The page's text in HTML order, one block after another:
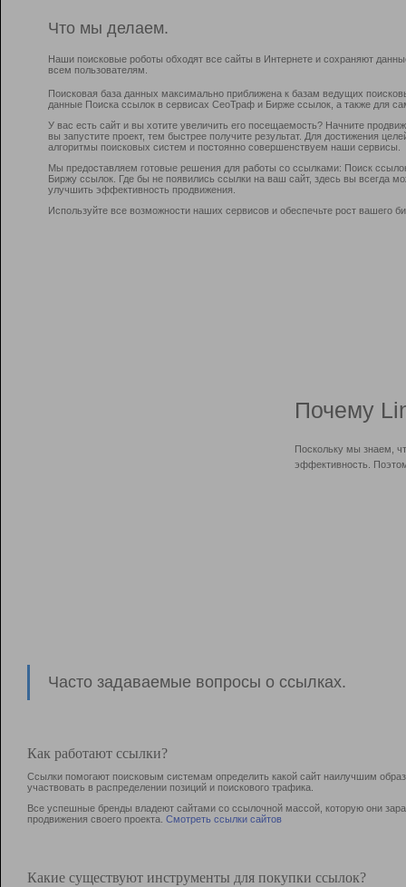
Что мы делаем.
Наши поисковые роботы обходят все сайты в Интернете и сохраняют
всем пользователям.
Поисковая база данных максимально приближена к базам ведущих
данные Поиска ссылок в сервисах СеоТраф и Бирже ссылок, а также для
У вас есть сайт и вы хотите увеличить его посещаемость? Начните
вы запустите проект, тем быстрее получите результат. Для достижения
алгоритмы поисковых систем и постоянно совершенствуем наши сервисы.
Мы предоставляем готовые решения для работы со ссылками: Поиск
Биржу ссылок. Где бы не появились ссылки на ваш сайт, здесь вы всегда
улучшить эффективность продвижения.
Используйте все возможности наших сервисов и обеспечьте рост вашего
Почему
Поскольку мы знаем,
эффективность.
Часто задаваемые вопросы о ссылках.
Как работают ссылки?
Ссылки помогают поисковым системам определить какой сайт наилучшим
участвовать в раcпределении позиций и поискового трафика.
Все успешные бренды владеют сайтами со ссылочной массой, которую они
продвижения своего проекта. Смотреть ссылки сайтов
Какие существуют инструменты для покупки ссылок?